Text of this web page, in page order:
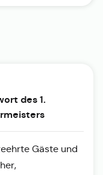
des 1.
Gäste und